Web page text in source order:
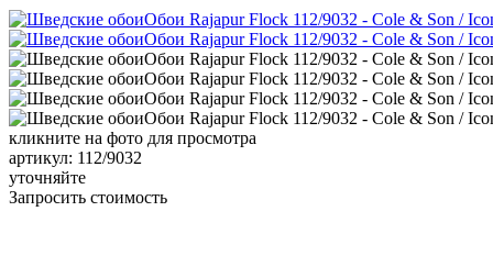
кликните на фото для просмотра
артикул: 112/9032
уточняйте
Запросить стоимость